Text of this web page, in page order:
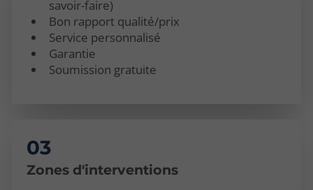
savoir-faire)
Bon rapport qualité/prix
Service personnalisé
Garantie
Soumission gratuite
Zones d'interventions